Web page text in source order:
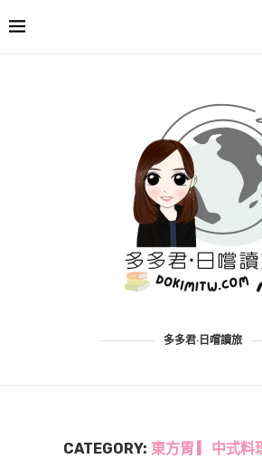
多多君·日嚐讀旅
CATEGORY: 東方胃 ▎中式料